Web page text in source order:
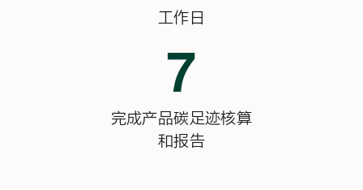
工作日
7
完成产品碳足迹核算
和报告